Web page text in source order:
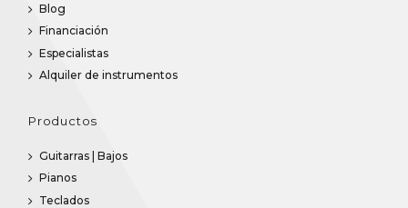
Blog
Financiación
Especialistas
Alquiler de instrumentos
Productos
Guitarras | Bajos
Pianos
Teclados